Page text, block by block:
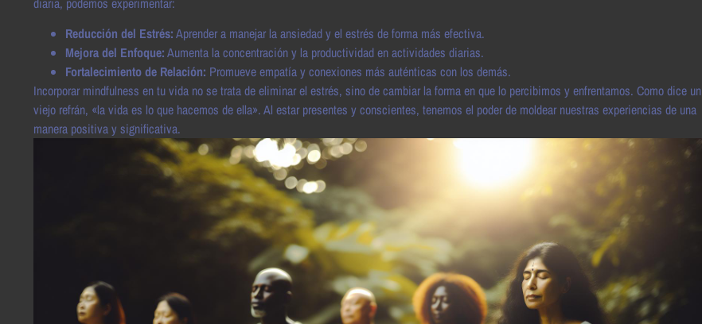
Reducción del Estrés:Aprender a manejar la ansiedad y el estrés de forma más efectiva.
Mejora del Enfoque:Aumenta la concentración y la productividad en actividades diarias.
Fortalecimiento de Relación: Promueve empatía y conexiones más auténticas con los demás.
Incorporar mindfulness en tu vida no se trata de eliminar el estrés, sino de cambiar la forma en que lo percibimos y enfrentamos. Como dice un
viejo refrán, «la vida es lo que hacemos de ella». Al estar presentes y conscientes, tenemos el poder de moldear nuestras experiencias de una
manera positiva y significativa.